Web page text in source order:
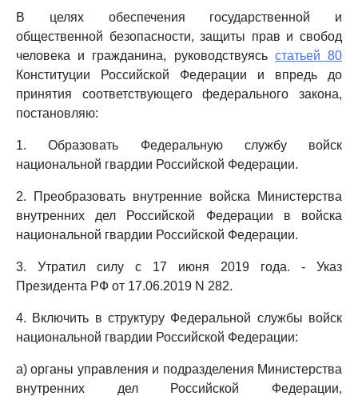
В целях обеспечения государственной и
общественной безопасности, защиты прав и свобод
человека и гражданина, руководствуясь статьей 80
Конституции Российской Федерации и впредь до
принятия соответствующего федерального закона,
постановляю:
1. Образовать Федеральную службу войск
национальной гвардии Российской Федерации.
2. Преобразовать внутренние войска Министерства
внутренних дел Российской Федерации в войска
национальной гвардии Российской Федерации.
3. Утратил силу с 17 июня 2019 года. - Указ
Президента РФ от 17.06.2019 N 282.
4. Включить в структуру Федеральной службы войск
национальной гвардии Российской Федерации:
а) органы управления и подразделения Министерства
внутренних дел Российской Федерации,